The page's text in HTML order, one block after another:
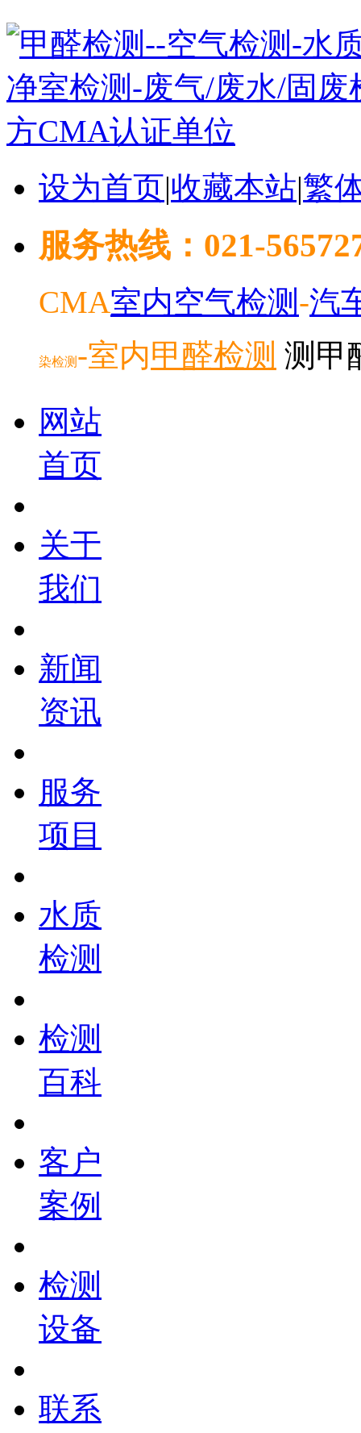
设为首页|收藏本站|繁
服务热线：021-
CMA室内空气检测 -汽
染检测 -室内甲醛检测 测甲
网站
首页
关于
我们
新闻
资讯
服务
项目
水质
检测
检测
百科
客户
案例
检测
设备
联系